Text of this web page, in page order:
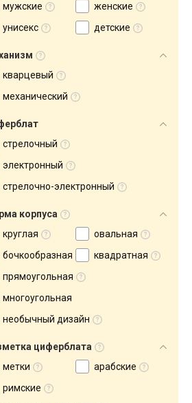
мужские
женские
унисекс
детские
кварцевый
механический
стрелочный
электронный
стрелочно-электронный
корпуса
круглая
овальная
бочкообразная
квадратная
прямоугольная
многоугольная
необычный дизайн
циферблата
метки
арабские
римские